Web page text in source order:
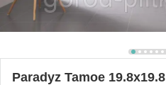
Paradyz Tamoe 19.8x19.8